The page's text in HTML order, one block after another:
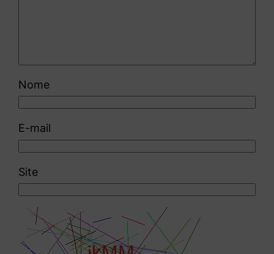
Nome
E-mail
Site